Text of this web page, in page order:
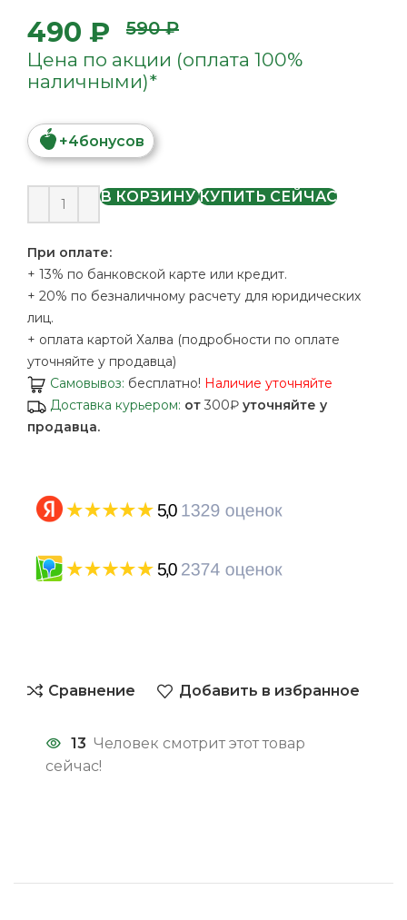
490 ₽ 590 ₽
Цена по акции (оплата 100%
наличными)*
+4бонусов
В КОРЗИНУ КУПИТЬ СЕЙЧАС
При оплате:
+ 13% по банковской карте или кредит.
+ 20% по безналичному расчету для юридических
лиц.
+ оплата картой Халва (подробности по оплате
уточняйте у продавца)
Самовывоз: бесплатно! Наличие уточняйте
Доставка курьером: от 300₽ уточняйте у
продавца.
Сравнение Добавить в избранное
13 Человек смотрит этот товар
сейчас!